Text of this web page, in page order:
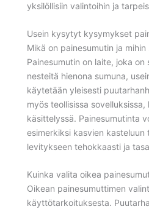
yksilöllisiin valintoihin ja
Usein kysytyt kysymykset
Mikä on painesumutin ja
Painesumutin on laite, joka
nesteitä hienona sumuna,
käytetään yleisesti
myös teollisissa
käsittelyssä. Painesumutinta
esimerkiksi kasvien kasteluun
levitykseen tehokkaasti ja
Kuinka valita oikea
Oikean painesumuttimen
käyttötarkoituksesta.